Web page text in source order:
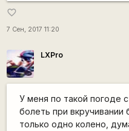
favorite_border
7 Сен, 2017 11:20
LXPro
У меня по такой погоде
болеть при
только одно колено,